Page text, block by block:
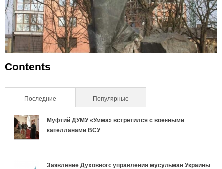
Contents
Последние (активная вкладка)Популярные
Муфтий ДУМУ «Умма» встретился с военными
капелланами ВСУ
Заявление Духовного управления мусульман Украины